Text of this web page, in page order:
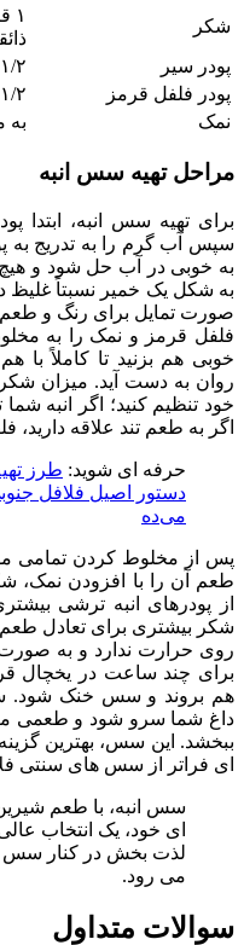
شکر
پودر سیر
۱/۲ قاشق چایخوری
پودر فلفل قرمز
۱/۲ قاشق چایخوری (یا بیشتر)
نمک
به
مراحل تهیه سس انبه
برای تهیه سس انبه، ابتدا
سپس آب گرم را به تدریج به
به خوبی در آب حل شود و هیچ
به شکل یک خمیر نسبتاً غلیظ
صورت تمایل برای رنگ و طعم
فلفل قرمز و نمک را به
خوبی هم بزنید تا کاملاً
روان به دست آید. میزان
خود تنظیم کنید؛ اگر انبه
اگر به طعم تند علاقه دارید،
حرفه ای شوید: طرز
دستور اصیل فلافل
می‌ده
پس از مخلوط کردن تمامی
طعم آن را با افزودن نمک،
از پودرهای انبه ترشی
شکر بیشتری برای تعادل
روی حرارت ندارد و به
برای چند ساعت در یخچال
هم بروند و سس خنک شود.
داغ شما سرو شود و طعمی
ببخشد. این سس، بهترین
ای فراتر از سس های سنتی
سس انبه، با طعم
ای خود، یک انتخاب
لذت بخش در کنار سس
می رود.
سوالات متداول